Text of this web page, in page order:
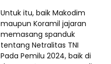
Untuk itu, baik Makodim
maupun Koramil jajaran
memasang spanduk
tentang Netralitas TNI
Pada Pemilu 2024, baik di